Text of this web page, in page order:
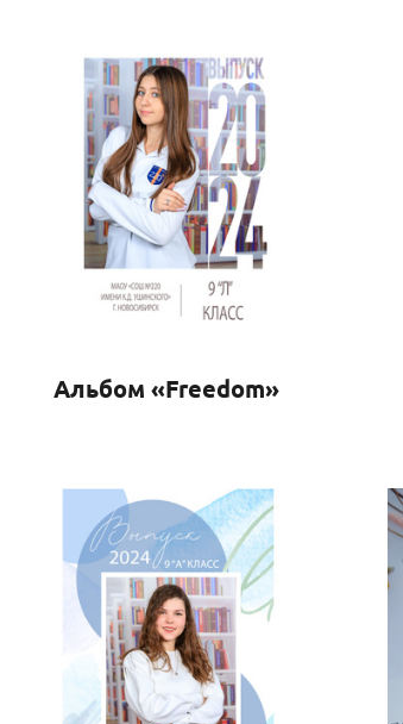
Альбом «Freedom»